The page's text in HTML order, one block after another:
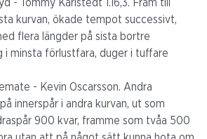
- Tommy Karlstedt 1.16,3. Fram till
kurvan, ökade tempot successivt,
flera längder på sista bortre
i minsta förlustfara, duger i tuffare
- Kevin Oscarsson. Andra
innerspår i andra kurvan, ut som
900 kvar, framme som tvåa 500